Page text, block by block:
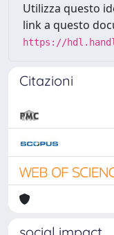
Utilizza questo
link a questo
https://
Citazioni